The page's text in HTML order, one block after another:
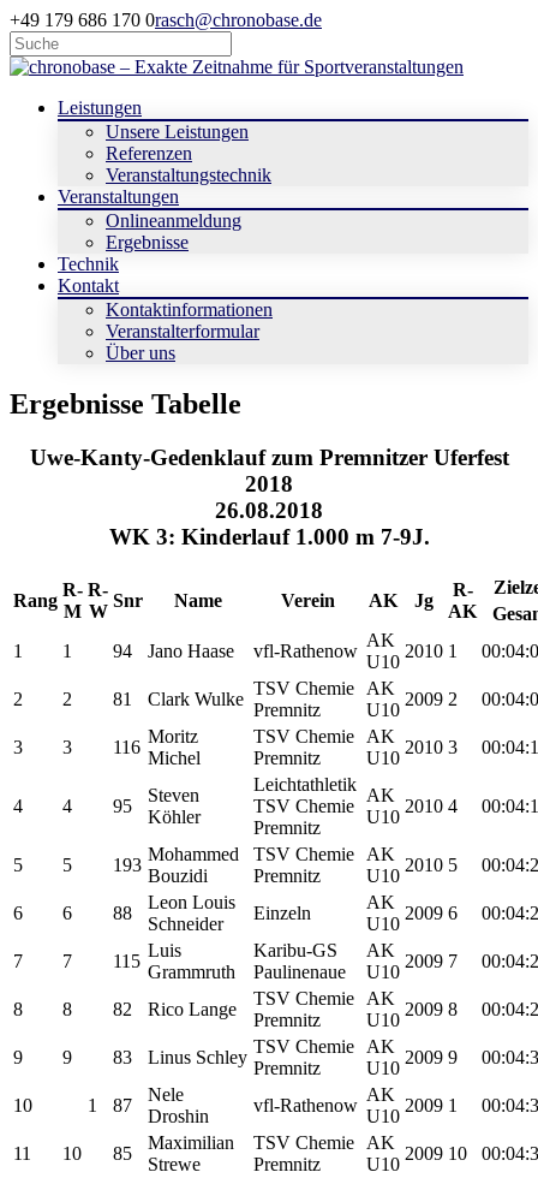
+49 179 686 170 0rasch@chronobase.de
Leistungen
Unsere Leistungen
Referenzen
Veranstaltungstechnik
Veranstaltungen
Onlineanmeldung
Ergebnisse
Technik
Kontakt
Kontaktinformationen
Veranstalterformular
Über uns
Ergebnisse Tabelle
Uwe-Kanty-Gedenklauf zum Premnitzer Uferfest
2018
26.08.2018
WK 3: Kinderlauf 1.000 m 7-9J.
Rang
R-
M
R-
W
Snr Name Verein AK Jg
R-
AK
1
1 94 Jano Haase vfl-Rathenow
AK
U10
2010 1
2 2 81 Clark Wulke
TSV Chemie
Premnitz
AK
U10
2009 2
3 3 116
Moritz
Michel
TSV Chemie
Premnitz
AK
U10
2010 3
4 4 95
Steven
Köhler
Leichtathletik
TSV Chemie
Premnitz
AK
U10
2010 4
5 5 193
Mohammed
Bouzidi
TSV Chemie
Premnitz
AK
U10
2010 5
6 6 88
Leon Louis
Schneider
Einzeln
AK
U10
2009 6
7 7 115
Luis
Grammruth
Karibu-GS
Paulinenaue
AK
U10
2009 7
8 8 82 Rico Lange
TSV Chemie
Premnitz
AK
U10
2009 8
9 9 83 Linus Schley
TSV Chemie
Premnitz
AK
U10
2009 9
10 1 87
Nele
Droshin
vfl-Rathenow
AK
U10
2009 1
11 10 85
Maximilian
Strewe
TSV Chemie
Premnitz
AK
U10
2009 10